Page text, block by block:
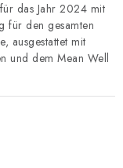
das Jahr 2024 mit
für den gesamten
ausgestattet mit
und dem Mean Well